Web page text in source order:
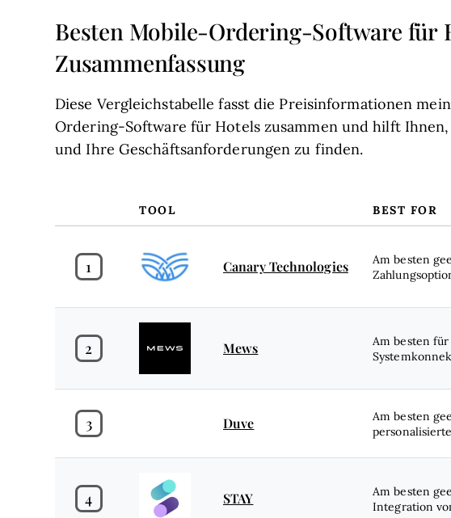
Besten Mobile-Ordering-Software für
Zusammenfassung
Diese Vergleichstabelle fasst die Preisinformationen
Ordering-Software für Hotels zusammen und hilft
und Ihre Geschäftsanforderungen zu finden.
TOOL BEST FOR
1 Canary Technologies
Am besten
2 Mews
Am besten für
3 Duve
Am besten
4 STAY
Am besten
Integration